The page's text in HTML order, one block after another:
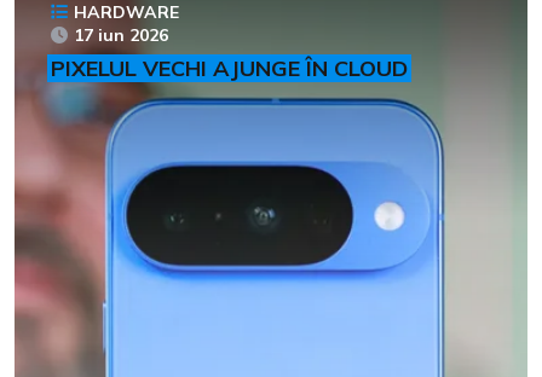
HARDWARE
17 iun 2026
PIXELUL VECHI AJUNGE ÎN CLOUD